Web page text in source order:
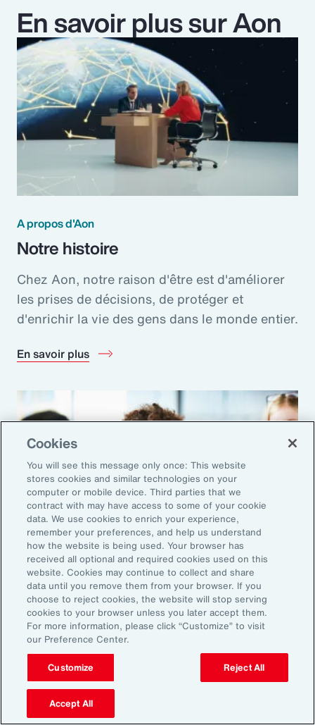
En savoir plus sur Aon
A propos d'Aon
Notre histoire
Chez Aon, notre raison d'être est d'améliorer
les prises de décisions, de protéger et
d'enrichir la vie des gens dans le monde entier.
En savoir plus
A propos d'Aon
Nos valeurs
Nos valeurs définissent ce que nous sommes
en tant que collaborateur et constituent le
fondement de tout ce que nous faisons.
En savoir plus
Cookies
You will see this message only once: This website
stores cookies and similar technologies on your
computer or mobile device. Third parties that we
contract with may have access to some of your cookie
data. We use cookies to enrich your experience,
remember your preferences, and help us understand
how the website is being used. Your browser has
received all optional and required cookies used on this
website. Cookies may continue to collect and share
data until you remove them from your browser. If you
choose to reject cookies, the website will stop serving
cookies to your browser unless you later accept them.
For more information, please click “Customize” to visit
our Preference Center.
Customize Reject All
Accept All